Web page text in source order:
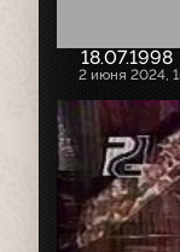
18.07.1998
2 июня 2024,